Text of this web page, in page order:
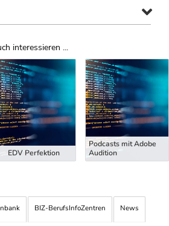
interessieren ...
EDV Perfektion
Podcasts mit Adobe
Audition
BIZ-BerufsInfoZentren News